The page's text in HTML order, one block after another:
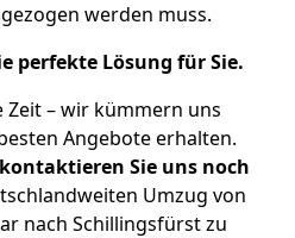
werden muss.
perfekte Lösung für Sie.
Zeit – wir kümmern uns
Angebote erhalten.
kontaktieren Sie uns noch
Umzug von
nach Schillingsfürst zu